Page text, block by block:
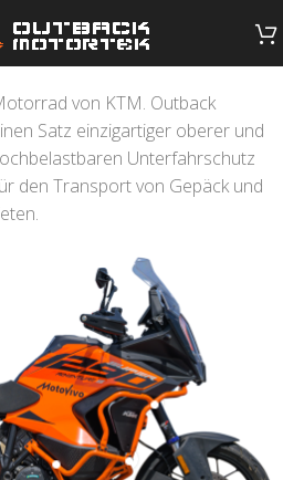
von KTM. Outback
Satz einzigartiger oberer und
Unterfahrschutz
den Transport von Gepäck und